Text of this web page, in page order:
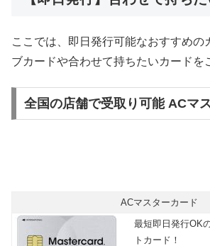
ここでは、即日発行可能なおすすめの
ブカードや合わせて持ちたいカードを
全国の店舗で受取り可能 ACマ
ACマスターカード
最短即日発行OK
トカード！